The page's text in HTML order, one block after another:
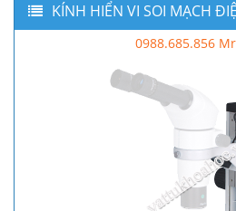
KÍNH HIỂN VI SOI MẠCH
0988.685.856